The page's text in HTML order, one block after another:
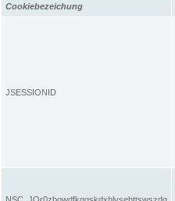
Cookiebezeichung
JSESSIONID